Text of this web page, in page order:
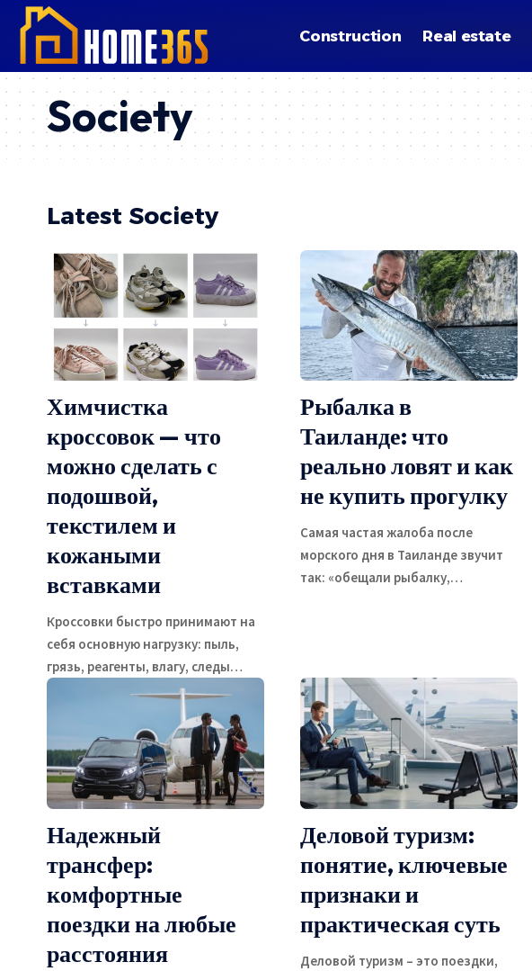
Construction Real estate
Society
Latest Society
Химчистка
кроссовок — что
можно сделать с
подошвой,
текстилем и
кожаными
вставками
Кроссовки быстро принимают на
себя основную нагрузку: пыль,
грязь, реагенты, влагу, следы…
Рыбалка в
Таиланде: что
реально ловят и как
не купить прогулку
Самая частая жалоба после
морского дня в Таиланде звучит
так: «обещали рыбалку,…
Надежный
трансфер:
комфортные
поездки на любые
расстояния
Деловой туризм:
понятие, ключевые
признаки и
практическая суть
Деловой туризм – это поездки,